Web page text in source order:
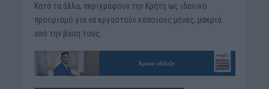
Κατά τα άλλα, περιγράφουν την Κρήτη ως ιδανικό
προορισμό για να εργαστούν κάποιους μήνες, μακριά
από την βάση τους.